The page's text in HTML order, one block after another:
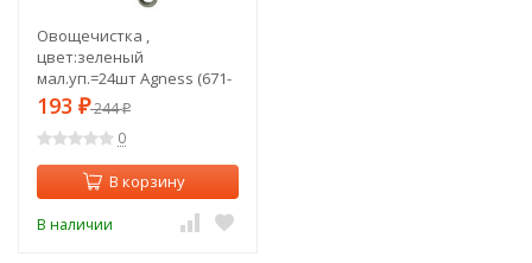
Овощечистка ,
цвет:зеленый
мал.уп.=24шт Agness (671-
503)
193 ₽244₽
0
В корзину
В наличии